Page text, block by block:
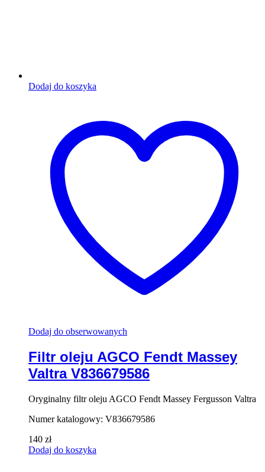
Dodaj do koszyka
Dodaj do obserwowanych
Filtr oleju AGCO Fendt Massey
Valtra V836679586
Oryginalny filtr oleju AGCO Fendt Massey Fergusson Valtra
Numer katalogowy: V836679586
140 zł
Dodaj do koszyka